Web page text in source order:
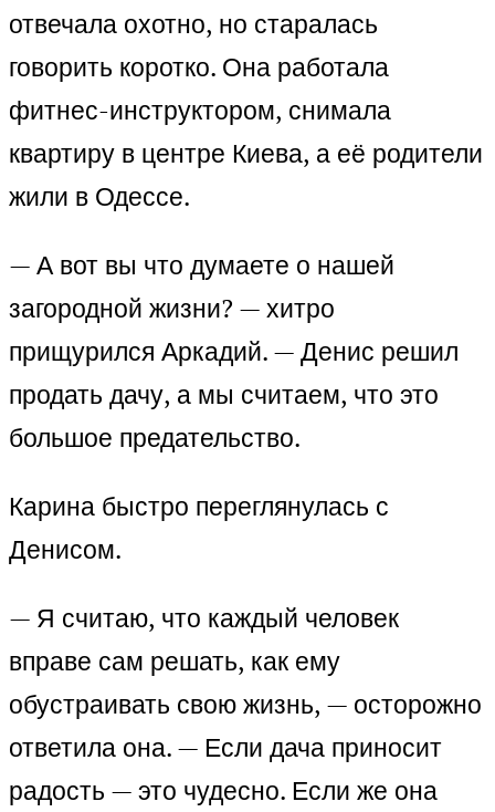
отвечала охотно, но старалась
говорить коротко. Она работала
фитнес-инструктором, снимала
квартиру в центре Киева, а её родители
жили в Одессе.
— А вот вы что думаете о нашей
загородной жизни? — хитро
прищурился Аркадий. — Денис решил
продать дачу, а мы считаем, что это
большое предательство.
Карина быстро переглянулась с
Денисом.
— Я считаю, что каждый человек
вправе сам решать, как ему
обустраивать свою жизнь, — осторожно
ответила она. — Если дача приносит
радость — это чудесно. Если же она